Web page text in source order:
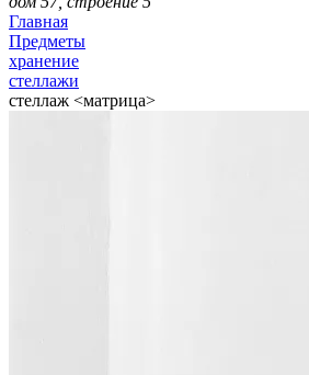
Главная
Предметы
хранение
стеллажи
стеллаж <матрица>